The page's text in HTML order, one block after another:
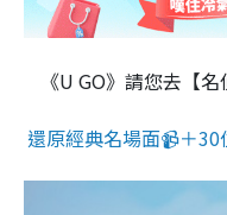
《U GO》請您去【
還原經典名場面📹＋